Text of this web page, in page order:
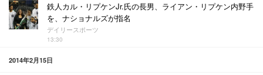
鉄人カル・リプケンJr.氏の長男、ライアン・リプケン内野手
を、ナショナルズが指名
デイリースポーツ
13:30
2014年2月15日